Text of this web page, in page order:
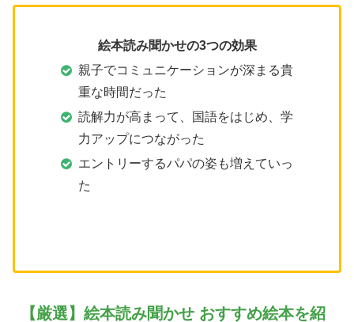
絵本読み聞かせの3つの効果
親子でコミュニケーションが深まる貴
重な時間だった
読解力が高まって、国語をはじめ、学
力アップにつながった
エントリーするパパの姿も増えていっ
た
【厳選】絵本読み聞かせ おすすめ絵本を紹